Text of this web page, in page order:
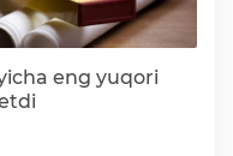
eng yuqori